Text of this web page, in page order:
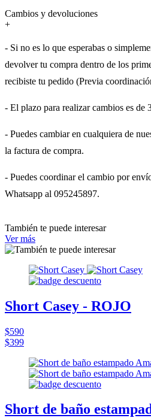
Cambios y devoluciones
+
- Si no es lo que esperabas o
devolver tu compra dentro de los
recibiste tu pedido (Previa
- El plazo para realizar cambios es de
- Puedes cambiar en cualquiera de
la factura de compra.
- Puedes coordinar el cambio por
Whatsapp al 095245897.
También te puede interesar
Ver más
Short Casey - ROJO
$590
$399
Short de baño